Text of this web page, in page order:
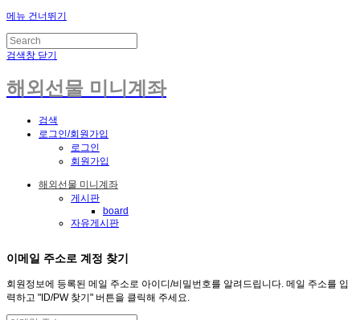
메뉴 건너뛰기
검색창 닫기
해외선물 미니계좌
검색
로그인/회원가입
로그인
회원가입
해외선물 미니계좌
게시판
board
자유게시판
이메일 주소로 계정 찾기
회원정보에 등록된 메일 주소로 아이디/비밀번호를 알려드립니다. 메일 주소를 입
력하고 "ID/PW 찾기" 버튼을 클릭해 주세요.